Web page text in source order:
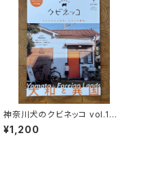
神奈川犬のクビネッコ vol.1
特集：大和と異国
¥1,200